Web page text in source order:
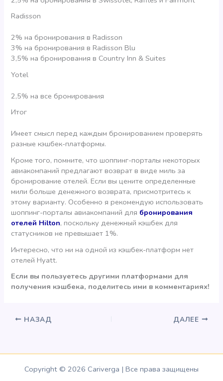
Radisson
2% на бронирования в Radisson
3% на бронирования в Radisson Blu
3,5% на бронирования в Country Inn & Suites
Yotel
2,5% на все бронирования
Итог
Имеет смысл перед каждым бронированием проверять
разные кэшбек-платформы.
Кроме того, помните, что шоппинг-порталы некоторых
авиакомпаний предлагают возврат в виде миль за
бронирование отелей. Если вы цените определенные
мили больше денежного возврата, присмотритесь к
этому варианту. Особенно я рекомендую использовать
шоппинг-порталы авиакомпаний для бронирования
отелей Hilton, поскольку денежный кэшбек для
статусников не превышает 1%.
Интересно, что ни на одной из кэшбек-платформ нет
отелей Hyatt.
Если вы пользуетесь другими платформами для
получения кэшбека, поделитесь ими в комментариях!
НАЗАД ДАЛЕЕ
Copyright © 2026 Cariverga | Все права защищены